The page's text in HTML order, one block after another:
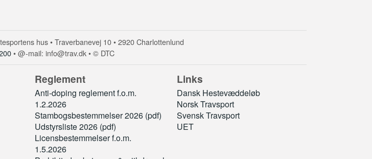
hus • Traverbanevej 10 • 2920 Charlottenlund
• @-mail: info@trav.dk • © DTC
Reglement
Anti-doping reglement f.o.m.
1.2.2026
Stambogsbestemmelser 2026 (pdf)
Udstyrsliste 2026 (pdf)
Licensbestemmelser f.o.m.
1.5.2026
Links
Dansk Hestevæddeløb
Norsk Travsport
Svensk Travsport
UET